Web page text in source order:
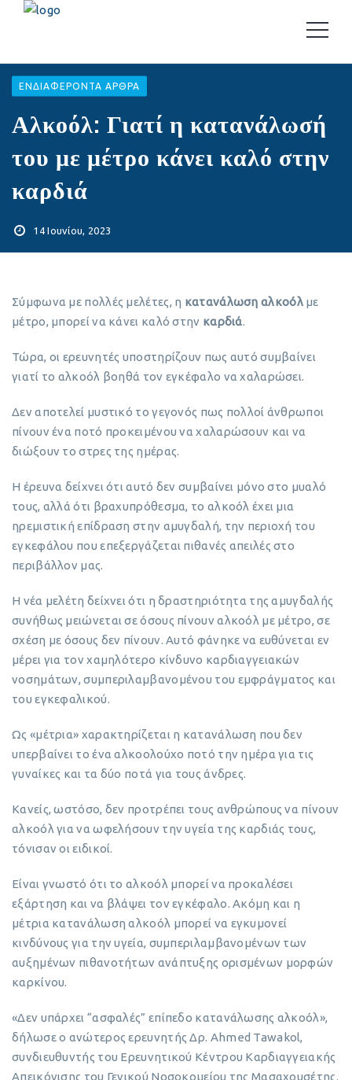
EΝΔΙΑΦΈΡΟΝΤΑ ΆΡΘΡΑ
Αλκοόλ: Γιατί η κατανάλωσή
του με μέτρο κάνει καλό στην
καρδιά
14 Ιουνίου, 2023
Σύμφωνα με πολλές μελέτες, η κατανάλωση αλκοόλμε
μέτρο, μπορεί να κάνει καλό στην καρδιά.
Τώρα, οι ερευνητές υποστηρίζουν πως αυτό συμβαίνει
γιατί το αλκοόλ βοηθά τον εγκέφαλο να χαλαρώσει.
Δεν αποτελεί μυστικό το γεγονός πως πολλοί άνθρωποι
πίνουν ένα ποτό προκειμένου να χαλαρώσουν και να
διώξουν το στρες της ημέρας.
Η έρευνα δείχνει ότι αυτό δεν συμβαίνει μόνο στο μυαλό
τους, αλλά ότι βραχυπρόθεσμα, το αλκοόλ έχει μια
ηρεμιστική επίδραση στην αμυγδαλή, την περιοχή του
εγκεφάλου που επεξεργάζεται πιθανές απειλές στο
περιβάλλον μας.
Η νέα μελέτη δείχνει ότι η δραστηριότητα της αμυγδαλής
συνήθως μειώνεται σε όσους πίνουν αλκοόλ με μέτρο, σε
σχέση με όσους δεν πίνουν. Αυτό φάνηκε να ευθύνεται εν
μέρει για τον χαμηλότερο κίνδυνο καρδιαγγειακών
νοσημάτων, συμπεριλαμβανομένου του εμφράγματος και
του εγκεφαλικού.
Ως «μέτρια» χαρακτηρίζεται η κατανάλωση που δεν
υπερβαίνει το ένα αλκοολούχο ποτό την ημέρα για τις
γυναίκες και τα δύο ποτά για τους άνδρες.
Κανείς, ωστόσο, δεν προτρέπει τους ανθρώπους να πίνουν
αλκοόλ για να ωφελήσουν την υγεία της καρδιάς τους,
τόνισαν οι ειδικοί.
Είναι γνωστό ότι το αλκοόλ μπορεί να προκαλέσει
εξάρτηση και να βλάψει τον εγκέφαλο. Ακόμη και η
μέτρια κατανάλωση αλκοόλ μπορεί να εγκυμονεί
κινδύνους για την υγεία, συμπεριλαμβανομένων των
αυξημένων πιθανοτήτων ανάπτυξης ορισμένων μορφών
καρκίνου.
«Δεν υπάρχει “ασφαλές” επίπεδο κατανάλωσης αλκοόλ»,
δήλωσε ο ανώτερος ερευνητής Δρ. Ahmed Tawakol,
συνδιευθυντής του Ερευνητικού Κέντρου Καρδιαγγειακής
Απεικόνισης του Γενικού Νοσοκομείου της Μασαχουσέτης.